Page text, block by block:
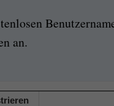
an.